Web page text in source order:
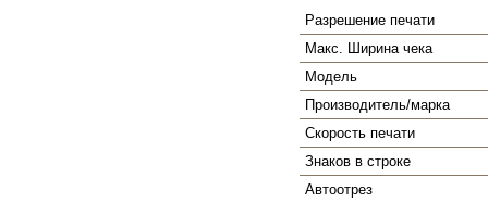
Разрешение печати
Макс. Ширина чека
Модель
Производитель/марка
Скорость печати
Знаков в строке
Автоотрез